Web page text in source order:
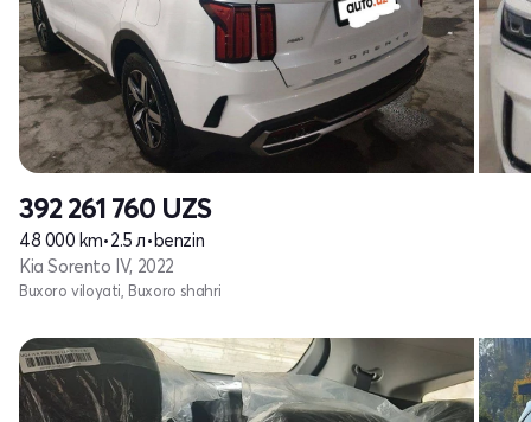
392 261 760 UZS
48 000 km•2.5 л• benzin
Kia Sorento IV, 2022
Buxoro viloyati, Buxoro shahri